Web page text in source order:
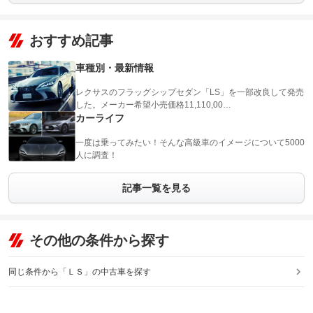
おすすめ記事
車種別・最新情報
レクサスのフラッグシップセダン「LS」を一部改良して発売
した。メーカー希望小売価格11,110,00…
カーライフ
一度は乗ってみたい！そんな高級車のイメージについて5000
人に調査！
記事一覧を見る
その他の条件から探す
同じ条件から「ＬＳ」の中古車を探す